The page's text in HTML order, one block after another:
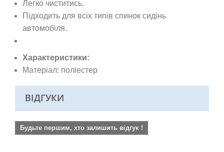
Легко чиститись.
Підходить для всіх типів спинок сидінь
автомобіля.
Характеристики:
Матеріал: поліестер
ВІДГУКИ
Будьте першим, хто залишить відгук !